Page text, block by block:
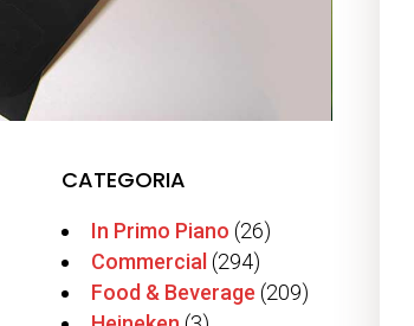
CATEGORIA
In Primo Piano (26)
Commercial(294)
Food & Beverage (209)